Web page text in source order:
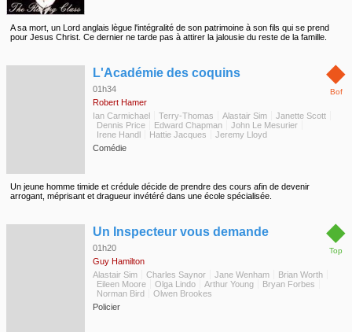
A sa mort, un Lord anglais lègue l'intégralité de son patrimoine à son fils qui se prend
pour Jesus Christ. Ce dernier ne tarde pas à attirer la jalousie du reste de la famille.
◆
Bof
L'Académie des coquins
01h34
Robert Hamer
Ian Carmichael
Terry-Thomas Alastair Sim
Janette Scott
Dennis Price
Edward Chapman
John Le Mesurier
Irene Handl
Hattie Jacques
Jeremy Lloyd
Comédie
Un jeune homme timide et crédule décide de prendre des cours afin de devenir
arrogant, méprisant et dragueur invétéré dans une école spécialisée.
◆
Top
Un Inspecteur vous demande
01h20
Guy Hamilton
Alastair Sim
Charles Saynor Jane Wenham
Brian Worth
Eileen Moore
Olga Lindo Arthur Young
Bryan Forbes
Norman Bird
Olwen Brookes
Policier